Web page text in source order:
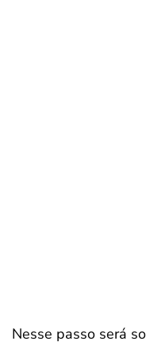
Nesse passo será